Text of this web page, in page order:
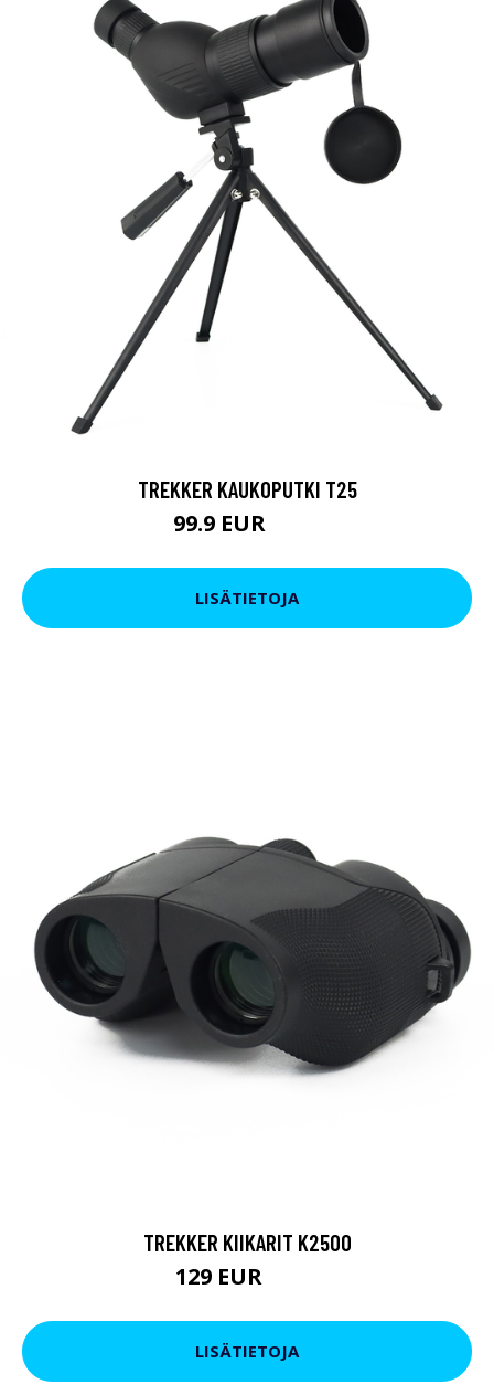
TREKKER KAUKOPUTKI T25
99.9 EUR
LISÄTIETOJA
TREKKER KIIKARIT K2500
129 EUR
LISÄTIETOJA